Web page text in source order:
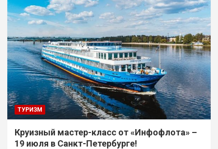
ТУРИЗМ
Круизный мастер-класс от «Инфофлота» –
19 июля в Санкт-Петербурге!